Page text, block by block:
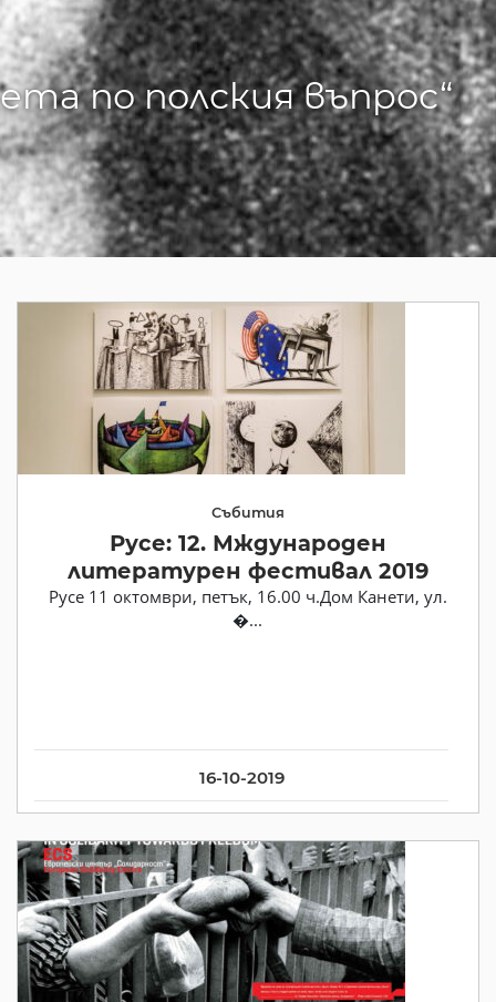
по полския въпрос“
16-10-2019
Събития
Русе: 12. Мждународен
литературен фестивал 2019
Русе 11 октомври, петък, 16.00 ч.Дом Канети, ул.
�...